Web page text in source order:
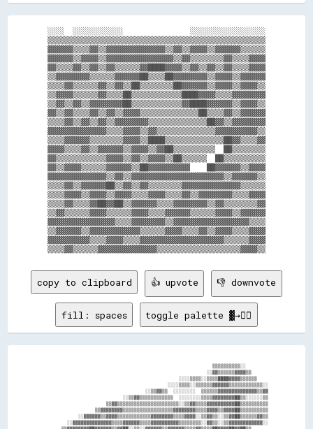
░░░░  ░░░░░░░░░░░░                ░░░░░░░░░░░░░░░░░░
▒▒▒▒▒▒▒▒▒▒▒▒▒▒▒▒▒▒▒▒▒▒▒▒▒▒▒▒▒▒▒▒▒▒▒▒▒▒▒▒▒▒▒▒▒▒▒▒▒▒▒▒
▓▓▓▓▓▓▒▒▒▒▓▓▒▒▓▓▓▓▓▓▓▓▓▓▓▓▓▓▒▒▓▓▒▒▓▓▓▓▒▒▓▓▓▓▓▓▒▒▒▒▒▒
▓▓▓▓▓▓▒▒▓▓▓▓▒▒▓▓▓▓▓▓▓▓▓▓▓▓▓▓▓▓▒▒▓▓▒▒▒▒▒▒▒▒▓▓▒▒▒▒▓▓▓▓
▓▓▒▒▒▒▓▓▒▒▓▓▒▒▓▓▒▒▒▒▒▒▓▓████▓▓▓▓▒▒▓▓▒▒▓▓▒▒▓▓▒▒▒▒▓▓▓▓
▒▒▓▓▓▓▓▓▓▓▒▒▒▒▒▒▓▓▓▓▓▓██▒▒▒▒██▓▓▓▓▓▓▓▓▒▒▓▓▓▓▒▒▓▓▓▓▓▓
▒▒▒▒▓▓▒▒▒▒▒▒▓▓▒▒▓▓▒▒██▒▒▒▒▒▒▒▒██▓▓▓▓▓▓▒▒▓▓▓▓▒▒▓▓▓▓▒▒
▒▒▓▓▓▓▒▒▒▒▒▒▓▓▒▒▒▒██▒▒▒▒▒▒▒▒▒▒▒▒████▓▓▓▓▒▒▒▒▓▓▓▓▓▓▓▓
▒▒▓▓▒▒▓▓▒▒▓▓▓▓▓▓▓▓██▒▒▒▒▒▒▒▒▒▒▒▒▓▓████▓▓▓▓▓▓▒▒▓▓▓▓▒▒
▓▓▒▒▓▓▒▒▒▒▓▓▒▒▓▓▒▒▓▓▓▓▒▒▒▒▒▒▒▒▒▒▒▒▒▒██▒▒▒▒▓▓▒▒▓▓▓▓▓▓
▒▒▒▒▓▓▒▒▓▓▒▒▓▓▒▒▓▓▓▓▓▓▓▓▒▒▒▒▒▒▒▒▒▒▒▒▒▒██▓▓▒▒▓▓▓▓▓▓▓▓
▓▓▓▓▓▓▓▓▓▓▓▓▓▓▒▒▒▒▓▓▓▓▒▒▓▓▒▒▒▒▒▒▒▒▒▒▒▒▒▒▓▓▓▓▓▓▓▓▓▓▒▒
▒▒▒▒▓▓▓▓▓▓▒▒▒▒▒▒▒▒▓▓▓▓▒▒████▒▒▒▒▒▒▒▒▒▒▒▒▒▒██▓▓▒▒▒▒▓▓
▓▓▓▓▒▒▒▒▓▓▒▒▓▓▓▓▓▓▒▒▓▓▓▓▒▒▓▓██▒▒▒▒▒▒▒▒▒▒  ██▒▒▒▒▒▒▒▒
▓▓▒▒▒▒▒▒▒▒▒▒▒▒▓▓▓▓▒▒▓▓▒▒▓▓▓▓▒▒██▒▒▒▒▒▒  ██▒▒▒▒▒▒▒▒▒▒
▓▓▒▒▓▓▓▓▒▒▒▒▒▒▓▓▓▓▓▓▒▒██▓▓▓▓▓▓▓▓▓▓    ██▓▓▓▓▓▓▒▒▓▓▓▓
▓▓▓▓▓▓▓▓▓▓▓▓▓▓▒▒▓▓▒▒▓▓▓▓▓▓▓▓▓▓▓▓▓▓▓▓▓▓▓▓▓▓▒▒▓▓▓▓▓▓▒▒
▒▒▒▒▓▓▒▒▓▓▓▓▓▓██▒▒▓▓▒▒▓▓▒▒▒▒▒▒▒▒▓▓▓▓▓▓▓▓▓▓▓▓▓▓▒▒▒▒▒▒
▒▒▒▒▓▓▓▓▒▒▓▓▓▓▒▒▓▓▓▓▒▒▒▒▓▓▓▓▒▒▒▒▓▓▒▒▓▓▓▓▓▓▓▓▒▒▒▒▓▓▓▓
▒▒▒▒▓▓▒▒▒▒▓▓██▓▓██▒▒▓▓▓▓▓▓▒▒▒▒▓▓▓▓▓▓▓▓▒▒▓▓▒▒▒▒▒▒▒▒▓▓
▒▒▓▓▒▒▒▒▒▒▓▓▓▓▒▒▒▒▒▒▓▓▓▓▒▒▒▒▓▓▓▓▓▓▒▒▒▒▒▒▓▓▓▓▒▒▓▓▓▓▓▓
▓▓▓▓▓▓▓▓▓▓▓▓▓▓▓▓▒▒▒▒▓▓▓▓▓▓▓▓▒▒▓▓▓▓▓▓▓▓▓▓▓▓▓▓▓▓▓▓▒▒▒▒
▒▒▓▓▓▓▓▓▒▒▓▓▓▓▓▓▓▓▓▓▓▓▒▒▒▒▒▒▓▓▓▓▒▒▒▒▓▓▒▒▓▓▓▓▒▒▒▒▓▓▓▓
▓▓▓▓▓▓▓▓▓▓▒▒▒▒▓▓▓▓▒▒▒▒▓▓▓▓▓▓▓▓▓▓▓▓▓▓▓▓▓▓▓▓▒▒▒▒▒▒▓▓▓▓
copy to clipboard 👍 upvote 👎 downvote
fill: spaces toggle palette ▓→✊🏽
                                                            ▒▒▒▒▒▒▒▒▒▒░░
                                                          ░░▓▓▒▒▒▒▒▒▓▓▓▓▒▒
                                                ░░░░▒▒▒▒░░▒▒▒▒████▓▓▓▓▒▒▒▒▒▒
                                            ░░░░▒▒▒▒░░▒▒▒▒▒▒▓▓▓▓▓▓▒▒▒▒▒▒▒▒▒▒▒▒░░
                                    ░░▒▒▓▓▒▒  ░░░░░░░░  ▒▒▒▒▒▒▓▓▓▓▓▓▓▓▓▓▓▓▓▓▒▒▓▓
                            ░░▒▒▓▓▒▒▒▒▒▒▒▒▒▒▒▒  ░░░░░░░░▒▒▒▒▓▓▓▓▓▓▓▓██▒▒░░░░░░▒▒
                      ▒▒▓▓▒▒▒▒▒▒▒▒▒▒▒▒▒▒▒▒▒▒▒▒▒▒░░▒▒▓▓▒▒▒▒▓▓▓▓▓▓▓▓▓▓██▒▒▒▒▒▒▒▒▒▒
                  ▒▒▓▓▓▓▓▓▓▓▒▒▒▒▒▒▒▒▒▒▒▒▒▒▒▒▒▒▓▓▓▓▓▓▓▓▒▒▒▒▓▓▓▓▒▒▓▓▓▓██▒▒▒▒▒▒▒▒▒▒
            ░░▓▓▓▓▓▓▒▒▓▓▓▓▒▒▒▒▒▒▒▒▒▒▒▒▓▓▓▓▓▓▓▓▒▒▒▒▓▓▓▓░░▒▒▓▓▒▒░░▒▒▓▓██▒▒▒▒▒▒▓▓▒▒
        ░░▓▓▓▓▓▓▓▓▓▓▓▓▓▓▒▒▒▒▓▓▓▓▓▓▒▒▒▒▓▓▓▓▓▓▓▓▓▓▒▒▒▒▒▒▒▒░░▓▓▒▒░░▒▒▓▓▓▓▓▓▓▓▓▓▓▓░░